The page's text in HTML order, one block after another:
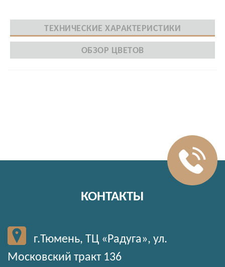
ТЕХНИЧЕСКИЕ ХАРАКТЕРИСТИКИ
ОБЗОР ЦВЕТОВ
КОНТАКТЫ
г.Тюмень, ТЦ «Радуга», ул.
Московский тракт 136